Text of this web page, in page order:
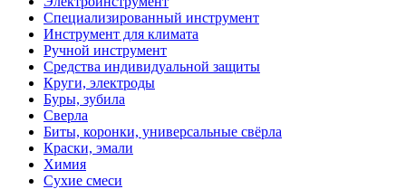
Специализированный инструмент
Инструмент для климата
Ручной инструмент
Средства индивидуальной защиты
Круги, электроды
Буры, зубила
Сверла
Биты, коронки, универсальные свёрла
Краски, эмали
Химия
Сухие смеси